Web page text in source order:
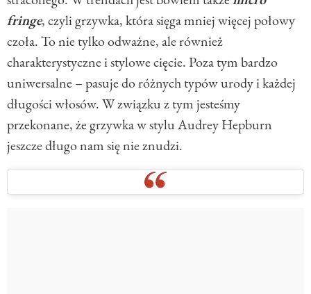
fringe, czyli grzywka, która sięga mniej więcej połowy
czoła. To nie tylko odważne, ale również
charakterystyczne i stylowe cięcie. Poza tym bardzo
uniwersalne – pasuje do różnych typów urody i każdej
długości włosów. W związku z tym jesteśmy
przekonane, że grzywka w stylu Audrey Hepburn
jeszcze długo nam się nie znudzi.